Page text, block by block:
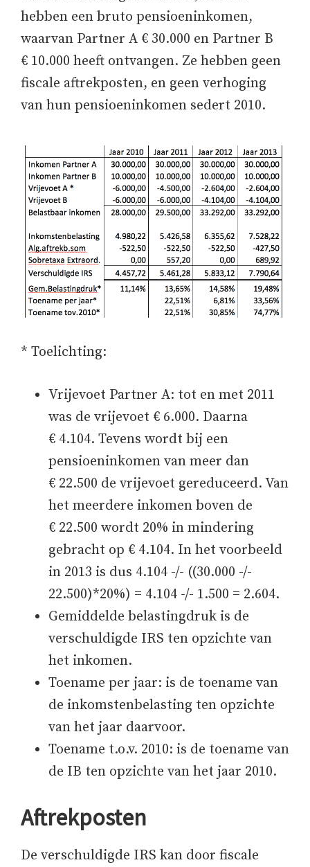
hebben een bruto pensioeninkomen,
waarvan Partner A € 30.000 en Partner B
€ 10.000 heeft ontvangen. Ze hebben geen
fiscale aftrekposten, en geen verhoging
van hun pensioeninkomen sedert 2010.
* Toelichting:
Vrijevoet Partner A: tot en met 2011
was de vrijevoet € 6.000. Daarna
€ 4.104. Tevens wordt bij een
pensioeninkomen van meer dan
€ 22.500 de vrijevoet gereduceerd. Van
het meerdere inkomen boven de
€ 22.500 wordt 20% in mindering
gebracht op € 4.104. In het voorbeeld
in 2013 is dus 4.104 -/- ((30.000 -/-
22.500)*20%) = 4.104 -/- 1.500 = 2.604.
Gemiddelde belastingdruk is de
verschuldigde IRS ten opzichte van
het inkomen.
Toename per jaar: is de toename van
de inkomstenbelasting ten opzichte
van het jaar daarvoor.
Toename t.o.v. 2010: is de toename van
de IB ten opzichte van het jaar 2010.
Aftrekposten
De verschuldigde IRS kan door fiscale